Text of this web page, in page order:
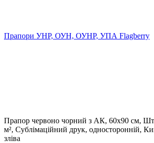
Прапори УНР, ОУН, ОУНР, УПА Flagberry
Прапор червоно чорний з АК, 60х90 см,
м², Сублімаційний друк, односторонній,
зліва